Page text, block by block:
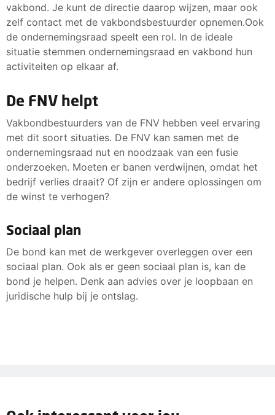
vakbond. Je kunt de directie daarop wijzen, maar ook
zelf contact met de vakbondsbestuurder opnemen.Ook
de ondernemingsraad speelt een rol. In de ideale
situatie stemmen ondernemingsraad en vakbond hun
activiteiten op elkaar af.
De FNV helpt
Vakbondbestuurders van de FNV hebben veel ervaring
met dit soort situaties. De FNV kan samen met de
ondernemingsraad nut en noodzaak van een fusie
onderzoeken. Moeten er banen verdwijnen, omdat het
bedrijf verlies draait? Of zijn er andere oplossingen om
de winst te verhogen?
Sociaal plan
De bond kan met de werkgever overleggen over een
sociaal plan. Ook als er geen sociaal plan is, kan de
bond je helpen. Denk aan advies over je loopbaan en
juridische hulp bij je ontslag.